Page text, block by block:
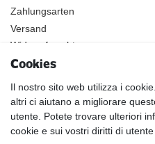
Zahlungsarten
Versand
Widerrufsrecht
INFOS
Kundenanwendungen
Physikalische Eigenschaften
Magnetismus von A-Z
Magnetmaterialien
Cookies
Il nostro sito web utilizza i
altri ci aiutano a migliorare
utente. Potete trovare ulteriori
cookie e sui vostri diritti di